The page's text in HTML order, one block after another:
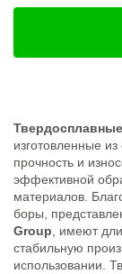
изготовленные
прочность и
эффективной
материалов.
боры,
Group , имеют
стабильную
использовании.